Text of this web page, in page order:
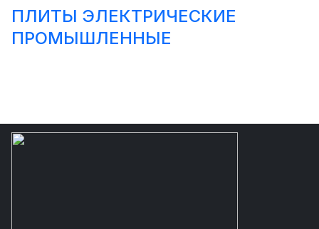
ПЛИТЫ ЭЛЕКТРИЧЕСКИЕ
ПРОМЫШЛЕННЫЕ